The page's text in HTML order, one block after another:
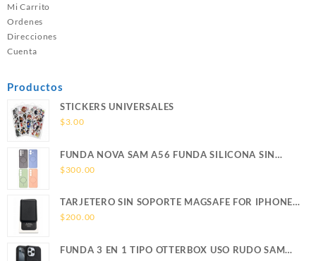
Mi Carrito
Ordenes
Direcciones
Cuenta
Productos
STICKERS UNIVERSALES
$3.00
FUNDA NOVA SAM A56 FUNDA SILICONA SIN
SOPORTE MAGNETICO SAMSUNG
$300.00
TARJETERO SIN SOPORTE MAGSAFE FOR IPHONE
LEATHER WALLET MAGSAFE
$200.00
FUNDA 3 EN 1 TIPO OTTERBOX USO RUDO SAM